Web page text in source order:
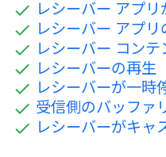
レシーバー アプ
レシーバー アプ
レシーバー コン
レシーバーの再生
レシーバーが一時
受信側のバッファ
レシーバーがキャ